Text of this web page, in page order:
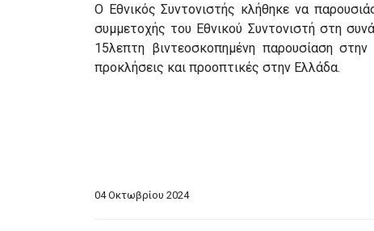
Ο Εθνικός Συντονιστής κλήθηκε να
συμμετοχής του Εθνικού Συντονιστή στη
15λεπτη βιντεοσκοπημένη παρουσίαση
προκλήσεις και προοπτικές στην Ελλάδα.
04 Οκτωβρίου 2024